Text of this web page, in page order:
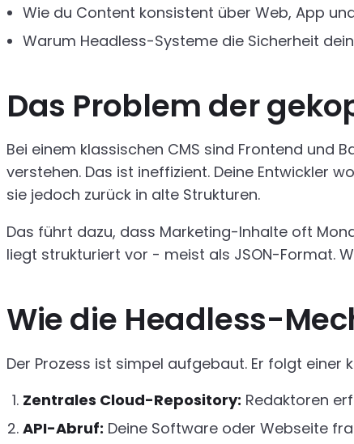
Wie du Content konsistent über Web, App
Warum Headless-Systeme die Sicherheit
Das Problem der
Bei einem klassischen CMS sind Frontend und
verstehen. Das ist ineffizient. Deine Entwickler
sie jedoch zurück in alte Strukturen.
Das führt dazu, dass Marketing-Inhalte oft
liegt strukturiert vor - meist als JSON-Format.
Wie die Headless-
Der Prozess ist simpel aufgebaut. Er folgt einer
Zentrales Cloud-Repository: Redaktoren
API-Abruf: Deine Software oder Webseite